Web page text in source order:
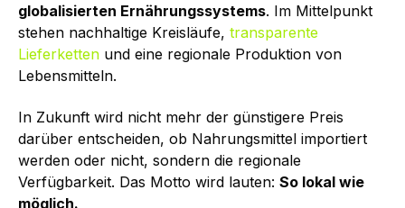
globalisierten Ernährungssystems. Im Mittelpunkt
stehen nachhaltige Kreisläufe, transparente
Lieferketten und eine regionale Produktion von
Lebensmitteln.
In Zukunft wird nicht mehr der günstigere Preis
darüber entscheiden, ob Nahrungs­mittel importiert
werden oder nicht, sondern die regionale
Verfügbarkeit. Das Motto wird lauten: So lokal wie
möglich.